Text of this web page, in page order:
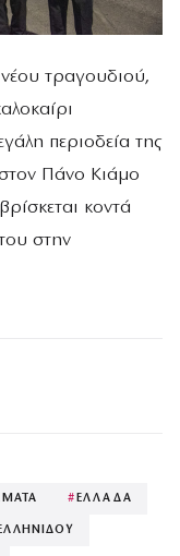
τραγουδιού,
περιοδεία της
στον Πάνο Κιάμο
κοντά
στην
# ΕΛΛΑΔΑ